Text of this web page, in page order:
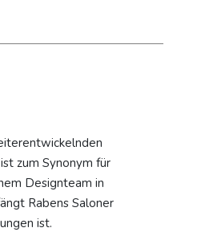
zum Synonym für
Designteam in
Rabens Saloner
ist.